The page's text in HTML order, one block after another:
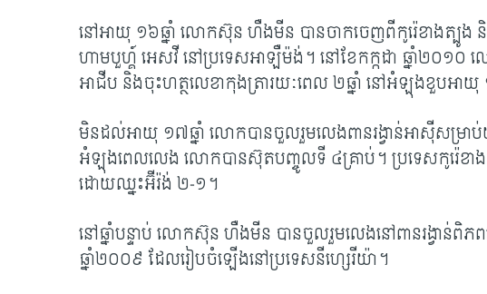
នៅអាយុ ១៦ឆ្នាំ លោកស៊ុន ហឺងមីន បានចាកចេញពីកូរ៉េខាងត្បូ
ហាមបួហ្គ៍ អេសវី នៅប្រទេសអាឡឺម៉ង់។ នៅខែកក្កដា ឆ្នាំ២០១០ ល
អាជីប និងចុះហត្ថលេខាកុងត្រារយៈពេល ២ឆ្នាំ នៅអំឡុងខួបអាយុ
មិនដល់អាយុ ១៧ឆ្នាំ លោកបានចួលរួមលេងពានរង្វាន់អាស៊ីសម្រា
អំឡុងពេលលេង លោកបានស៊ុតបញ្ចូលទី ៤គ្រាប់។ ប្រទេស​កូរ៉េខាង
ដោយឈ្នះអ៊ីរ៉ង់ ២-១។
នៅឆ្នាំបន្ទាប់ លោកស៊ុន ហឺងមីន បានចួលរួមលេងនៅពានរង្វាន់
ឆ្នាំ២០០៩ ដែលរៀបចំឡើងនៅប្រទេសនីហ្សេរីយ៉ា។